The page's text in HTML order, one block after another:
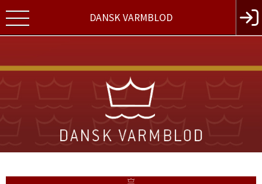
DANSK VARMBLOD